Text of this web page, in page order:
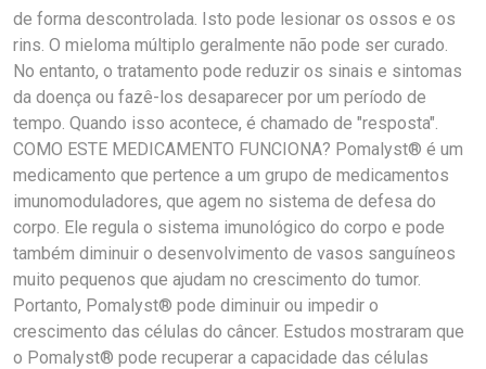
de forma descontrolada. Isto pode lesionar os ossos e os
rins. O mieloma múltiplo geralmente não pode ser curado.
No entanto, o tratamento pode reduzir os sinais e sintomas
da doença ou fazê-los desaparecer por um período de
tempo. Quando isso acontece, é chamado de "resposta".
COMO ESTE MEDICAMENTO FUNCIONA? Pomalyst® é um
medicamento que pertence a um grupo de medicamentos
imunomoduladores, que agem no sistema de defesa do
corpo. Ele regula o sistema imunológico do corpo e pode
também diminuir o desenvolvimento de vasos sanguíneos
muito pequenos que ajudam no crescimento do tumor.
Portanto, Pomalyst® pode diminuir ou impedir o
crescimento das células do câncer. Estudos mostraram que
o Pomalyst® pode recuperar a capacidade das células